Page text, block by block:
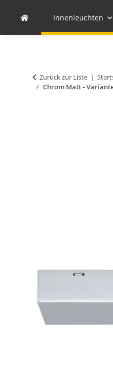
Innenleuchten
Zurück zur Liste
Chrom Matt -